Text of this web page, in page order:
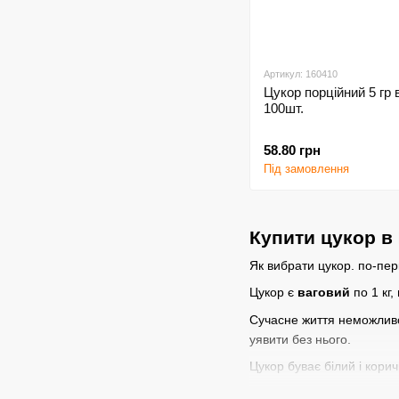
Купити цукор в
Як вибрати цукор. по-
Цукор є ваговий по 1 кг,
Сучасне життя неможливо
уявити без нього.
Цукор буває білий і
Артикул: 160410
Цукор порційний 5 гр
100шт.
58.80 грн
Під замовлення